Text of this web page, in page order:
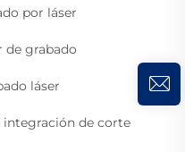
por láser
de grabado
láser
integración de corte